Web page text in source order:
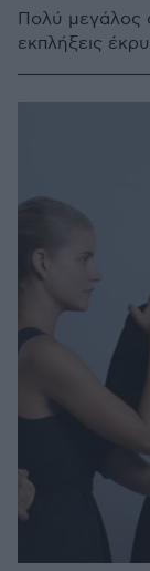
Πολύ μεγάλος
εκπλήξεις